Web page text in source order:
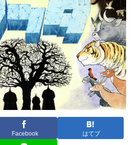
Facebook はてブ